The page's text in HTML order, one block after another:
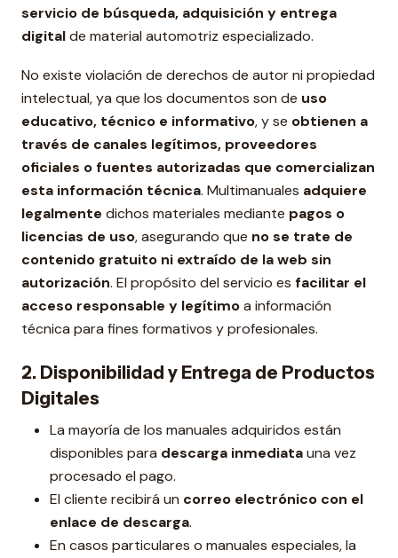
servicio de búsqueda, adquisición y entrega
digitalde material automotriz especializado.
No existe violación de derechos de autor ni propiedad
intelectual, ya que los documentos son de uso
educativo, técnico e informativo, y se obtienen a
través de canales legítimos, proveedores
oficiales o fuentes autorizadas que comercializan
esta información técnica. Multimanuales adquiere
legalmente dichos materiales mediante pagos o
licencias de uso, asegurando que no se trate de
contenido gratuito ni extraído de la web sin
autorización. El propósito del servicio es facilitar el
acceso responsable y legítimoa información
técnica para fines formativos y profesionales.
2. Disponibilidad y Entrega de Productos
Digitales
La mayoría de los manuales adquiridos están
disponibles para descarga inmediatauna vez
procesado el pago.
El cliente recibirá un correo electrónico con el
enlace de descarga.
En casos particulares o manuales especiales, la